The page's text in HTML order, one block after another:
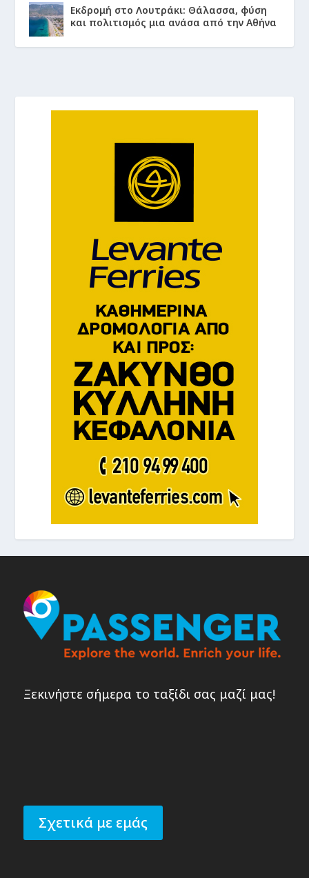
Εκδρομή στο Λουτράκι: Θάλασσα, φύση
και πολιτισμός μια ανάσα από την Αθήνα
Ξεκινήστε σήμερα το ταξίδι σας μαζί μας!
Σχετικά με εμάς